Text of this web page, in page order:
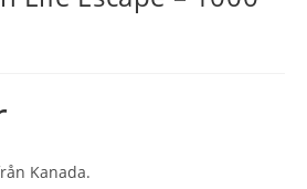
Kanada.